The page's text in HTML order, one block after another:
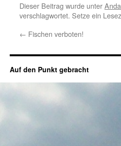
Dieser Beitrag wurde unter
verschlagwortet. Setze ein
← Fischen verboten!
Auf den Punkt gebracht